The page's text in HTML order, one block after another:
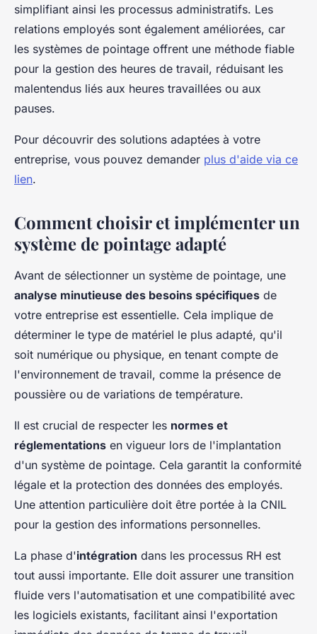
simplifiant ainsi les processus administratifs. Les
relations employés sont également améliorées, car
les systèmes de pointage offrent une méthode fiable
pour la gestion des heures de travail, réduisant les
malentendus liés aux heures travaillées ou aux
pauses.
Pour découvrir des solutions adaptées à votre
entreprise, vous pouvez demander plus d'aide via ce
lien.
Comment choisir et implémenter un
système de pointage adapté
Avant de sélectionner un système de pointage, une
analyse minutieuse des besoins spécifiques de
votre entreprise est essentielle. Cela implique de
déterminer le type de matériel le plus adapté, qu'il
soit numérique ou physique, en tenant compte de
l'environnement de travail, comme la présence de
poussière ou de variations de température.
Il est crucial de respecter les normes et
réglementations en vigueur lors de l'implantation
d'un système de pointage. Cela garantit la conformité
légale et la protection des données des employés.
Une attention particulière doit être portée à la CNIL
pour la gestion des informations personnelles.
La phase d'intégration dans les processus RH est
tout aussi importante. Elle doit assurer une transition
fluide vers l'automatisation et une compatibilité avec
les logiciels existants, facilitant ainsi l'exportation